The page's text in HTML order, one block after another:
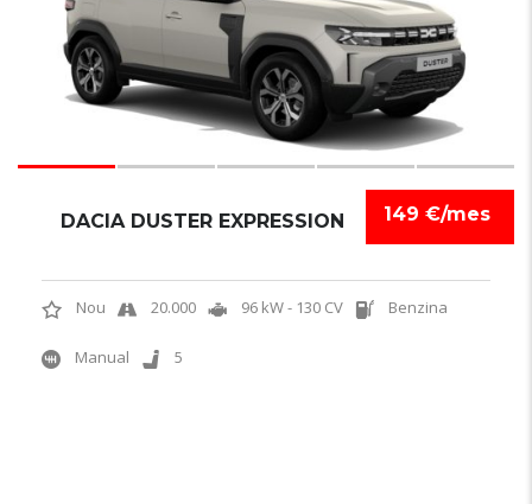
149 €/mes
DACIA DUSTER EXPRESSION
Nou 20.000 96 kW - 130 CV Benzina
Manual 5